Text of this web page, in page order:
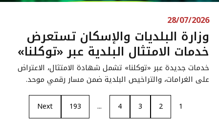
28/07/2026
وزارة البلديات والإسكان تستعرض
خدمات الامتثال البلدية عبر «توكلنا»
خدمات جديدة عبر «توكلنا» تشمل شهادة الامتثال، الاعتراض
على الغرامات، والتراخيص البلدية ضمن مسار رقمي موحد.
1
2
3
4
...
193
Next